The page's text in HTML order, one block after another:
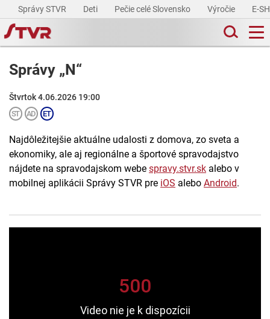
Správy STVR Deti Pečie celé Slovensko Výročie E-
Správy „N“
Štvrtok 4.06.2026 19:00
Najdôležitejšie aktuálne udalosti z domova, zo sveta a
ekonomiky, ale aj regionálne a športové spravodajstvo
nájdete na spravodajskom webe spravy.stvr.sk alebo v
mobilnej aplikácii Správy STVR pre iOS alebo Android.